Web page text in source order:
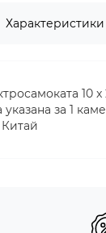
Характеристики
10
за 1